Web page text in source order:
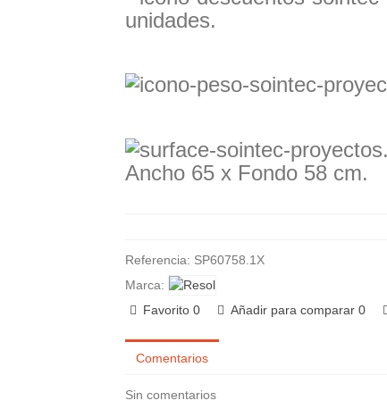
unidades.
Ancho65x Fondo 58 cm.
Referencia: SP60758.1X
Marca:
Favorito 0 Añadir para comparar 0
Comentarios
Sin comentarios